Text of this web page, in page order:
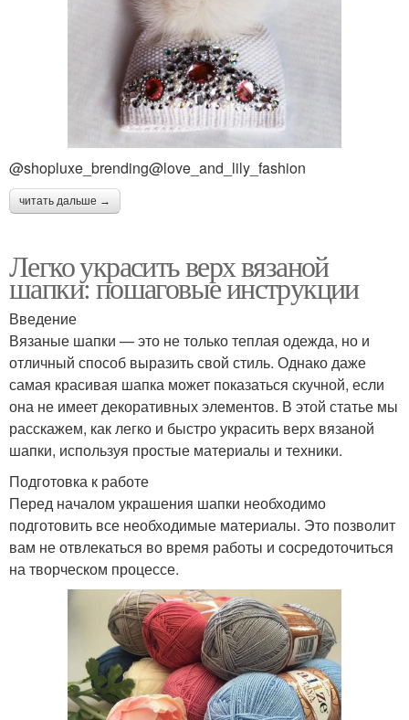
@shopluxe_brending@love_and_lily_fashion
читать дальше →
Легко украсить верх вязаной
шапки: пошаговые инструкции
Введение
Вязаные шапки — это не только теплая одежда, но и
отличный способ выразить свой стиль. Однако даже
самая красивая шапка может показаться скучной, если
она не имеет декоративных элементов. В этой статье мы
расскажем, как легко и быстро украсить верх вязаной
шапки, используя простые материалы и техники.
Подготовка к работе
Перед началом украшения шапки необходимо
подготовить все необходимые материалы. Это позволит
вам не отвлекаться во время работы и сосредоточиться
на творческом процессе.